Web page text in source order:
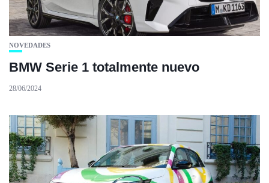
NOVEDADES
BMW Serie 1 totalmente nuevo
28/06/2024